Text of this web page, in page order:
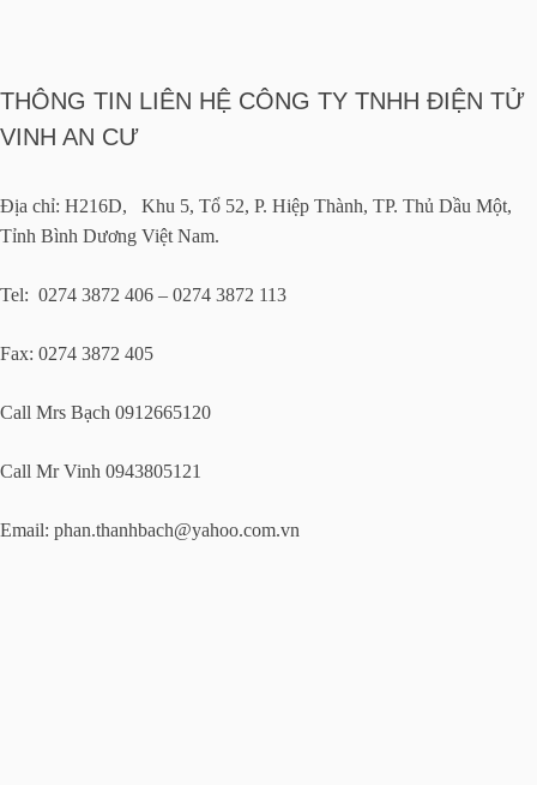
THÔNG TIN LIÊN HỆ CÔNG TY TNHH ĐIỆN TỬ
VINH AN CƯ
Địa chỉ: H216D, Khu 5, Tổ 52, P. Hiệp Thành, TP. Thủ Dầu Một,
Tỉnh Bình Dương Việt Nam.
Tel: 0274 3872 406 – 0274 3872 113
Fax: 0274 3872 405
Call Mrs Bạch 0912665120
Call Mr Vinh 0943805121
Email: phan.thanhbach@yahoo.com.vn